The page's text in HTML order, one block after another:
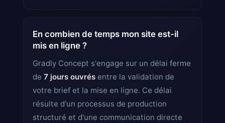
En combien de temps mon site est-il
mis en ligne ?
Gradly Concept s'engage sur un délai ferme
de 7 jours ouvrés entre la validation de
votre brief et la mise en ligne. Ce délai
résulte d'un processus de production
structuré et d'une communication directe